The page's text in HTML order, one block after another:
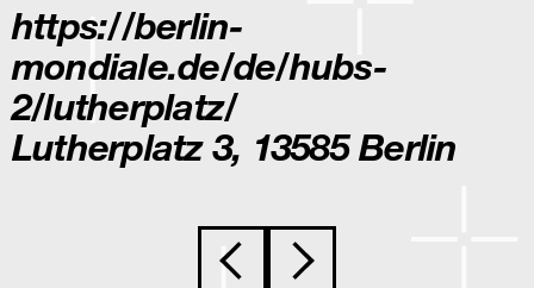
https://berlin-
mondiale.de/de/hubs-
2/lutherplatz/
Lutherplatz 3, 13585 Berlin
Beitragsnavigation